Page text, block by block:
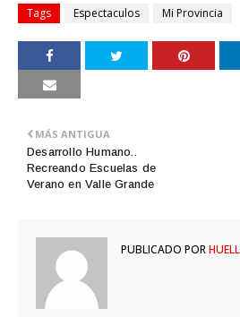
Tags Espectaculos Mi Provincia
MÁS ANTIGUA
Desarrollo Humano..
Recreando Escuelas de
Verano en Valle Grande
PUBLICADO POR